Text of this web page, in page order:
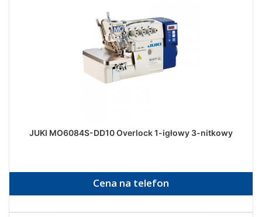
JUKI MO6084S-DD10 Overlock 1-igłowy 3-nitkowy
Cena na telefon